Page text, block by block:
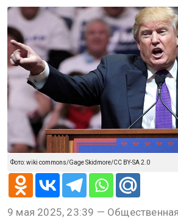
Фото: wiki commons/Gage Skidmore/CC BY-SA 2.0
9 мая 2025, 23:39 —